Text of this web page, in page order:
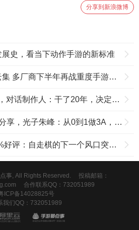
分享到新浪微博
史，看当下动作手游的新标准
多厂商下半年再战重度手游市场
作人：干了20年，决定在中国拼一把
子朱峰：从0到1做3A，坚守长期主义
：自走棋的下一个风口突然爆了？
事, All Rights Reserved.
投稿邮箱：
合作联系QQ：732051989
ICP备14028825号
我们QQ：732051989